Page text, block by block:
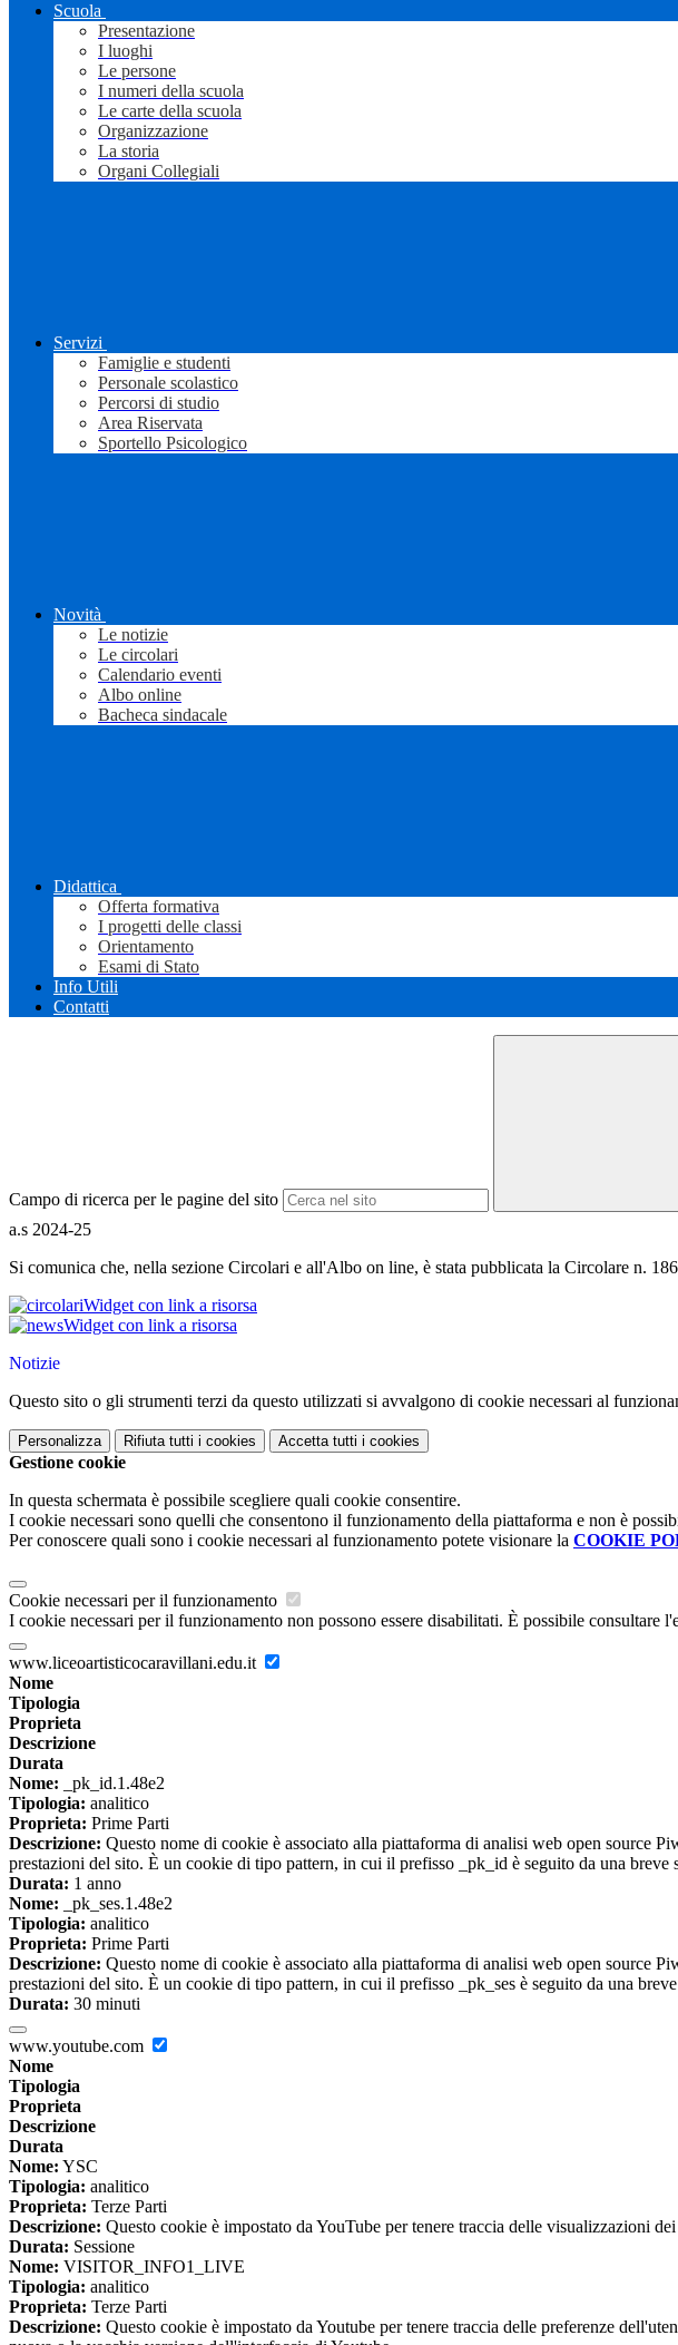
Scuola
Presentazione
I luoghi
Le persone
I numeri della scuola
Le carte della scuola
Organizzazione
La storia
Organi Collegiali
Servizi
Famiglie e studenti
Personale scolastico
Percorsi di studio
Area Riservata
Sportello Psicologico
Novità
Le notizie
Le circolari
Calendario eventi
Albo online
Bacheca sindacale
Didattica
Offerta formativa
I progetti delle classi
Orientamento
Esami di Stato
Info Utili
Contatti
Campo di ricerca per le pagine del sito
a.s 2024-25
Si comunica che, nella sezione Circolari e all'Albo on line, è stata pubblicata la Circolare n. 186
Widget con link a risorsa
Widget con link a risorsa
Notizie
Questo sito o gli strumenti terzi da questo utilizzati si avvalgono di cookie necessari al
Personalizza Rifiuta tutti i cookies Accetta tutti i cookies
Gestione cookie
In questa schermata è possibile scegliere quali cookie consentire.
I cookie necessari sono quelli che consentono il funzionamento della piattaforma e non è
Per conoscere quali sono i cookie necessari al funzionamento potete visionare la COOKIE
Cookie necessari per il funzionamento
I cookie necessari per il funzionamento non possono essere disabilitati. È possibile consultare
www.liceoartisticocaravillani.edu.it
Nome
Tipologia
Proprieta
Descrizione
Durata
Nome: _pk_id.1.48e2
Tipologia: analitico
Proprieta: Prime Parti
Descrizione: Questo nome di cookie è associato alla piattaforma di analisi web open source
prestazioni del sito. È un cookie di tipo pattern, in cui il prefisso _pk_id è seguito da una
Durata: 1 anno
Nome: _pk_ses.1.48e2
Tipologia: analitico
Proprieta: Prime Parti
Descrizione: Questo nome di cookie è associato alla piattaforma di analisi web open source
prestazioni del sito. È un cookie di tipo pattern, in cui il prefisso _pk_ses è seguito da una
Durata: 30 minuti
www.youtube.com
Nome
Tipologia
Proprieta
Descrizione
Durata
Nome: YSC
Tipologia: analitico
Proprieta: Terze Parti
Descrizione: Questo cookie è impostato da YouTube per tenere traccia delle visualizzazioni
Durata: Sessione
Nome: VISITOR_INFO1_LIVE
Tipologia: analitico
Proprieta: Terze Parti
Descrizione: Questo cookie è impostato da Youtube per tenere traccia delle preferenze